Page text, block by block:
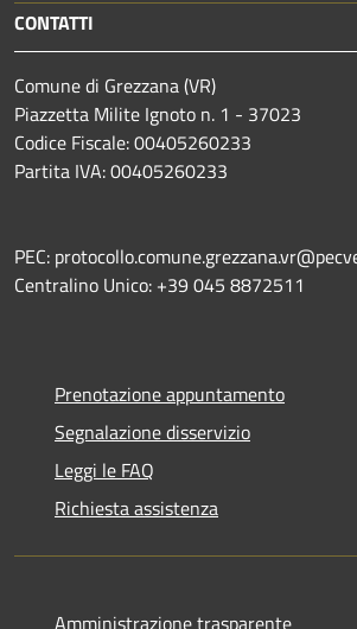
CONTATTI
Comune di Grezzana (VR)
Piazzetta Milite Ignoto n. 1 - 37023
Codice Fiscale: 00405260233
Partita IVA: 00405260233
PEC:
Centralino Unico: +39 045 8872511
Prenotazione appuntamento
Segnalazione disservizio
Leggi le FAQ
Richiesta assistenza
Amministrazione trasparente